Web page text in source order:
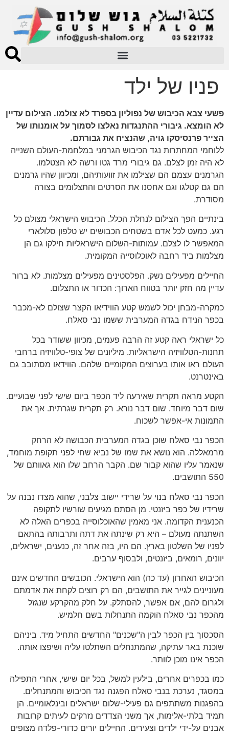
פניו של ילד
פשעי צבא הכיבוש של נפוליון בספרד לא צולמו. הצילום עדיין
לא הומצא. גיבורי ההתנגדות נאלצו לסמוך על אומנותו של
הצייר פרנסיסקו גויה, שהנציח את גבורתם.
ללוחמי המחתרות נגד הכיבוש הגרמני במלחמת-העולם השנייה
לא היה זמן לצלם. גם גיבורי מרד גטו ורשה לא הצטלמו.
הגרמנים עצמם הם שצילמו את זוועותיהם, ומכיוון שהיו גרמנים
הם גם קטלגו וגם אחסנו את הסרטים והתצלומים בצורה
מסודרת.
בינתיים הפך הצילום לנחלת הכלל. הכיבוש הישראלי מצולם כל
רגע. כמעט לכל אדם בשטחים הכבושים יש טלפון סלולארי
המאפשר לו לצלם. עמותות-השלום הישראליות חילקו גם הן
מצלמות ביד רחבה לאוכלוסייה המקומית.
החיילים מפעילים נשק. הפלסטינים מפעילים מצלמות. לא ברור
עדיין מה חזק יותר בטווח הארוך: הכדור או התצלום.
כמקרה-מבחן יכול לשמש קטע הווידיאו הקצר שצולם לא-מכבר
בכפר הנידח בגדה המערבית ששמו נבי סאלח.
כל ישראלי ראה קטע זה הרבה פעמים, מכיוון ששודר בכל
תחנות-הטלוויזיה הישראליות. מיליונים של צופי-טלוויזיה ברחבי
העולם ראו אותו בערוצים המקומיים שלהם. הווידאו מסתובב גם
באינטרנט.
הקטע מראה תקרית שאירעה ליד הכפר ביום שישי לפני שבועיים.
שום דבר מיוחד. שום דבר נורא. רק תקרית שגרתית. אך את
התמונות אי-אפשר לשכוח.
הכפר נבי סאלח שוכן בגדה המערבית הכבושה לא הרחק
מרמאללה. הוא נושא את שמו של נביא שחי לפני תקופת מוחמד,
שנאמר עליו שהוא קבור שם. הקבר הרחב שלו הוא גאוותם של
550 התושבים.
הכפר נבי סאלח בנוי על שרידי יישוב צלבני, שהוא מצדו נבנה על
שרידיו של כפר ביזנטי. מן הסתם מגיעים שורשיו לתקופה
הכנענית הקדומה. אני מאמין שהאוכלוסייה בכפרים האלה לא
השתנתה מעולם – היא רק שינתה את דתה ותרבותה בהתאם
לפניו של השלטון בארץ. הם היו, בזה אחר זה, כנענים, ישראלים,
יוונים, רומאים, ביזנטים, ולבסוף ערבים.
הכיבוש האחרון (עד כה) הוא הישראלי. הכובשים החדשים אינם
מעוניינים לגייר את התושבים, הם רק רוצים לקחת את אדמתם
ולגרום להם, אם אפשר, להסתלק. על חלק מהקרקע שנגזל
מהכפר נבי סאלח הוקמה התנחלות בשם חלמיש.
הסכסוך בין הכפר לבין ה"שכנים" החדשים התחיל מיד. ביניהם
שוכנת באר עתיקה, שהמתנחלים השתלטו עליה ושיפצו אותה.
הכפר אינו מוכן לוותר.
כמו בכפרים אחרים, בילעין למשל, בכל יום שישי, אחרי התפילה
במסגד, נערכת בנבי סאלח הפגנה נגד הכיבוש והמתנחלים.
בהפגנות משתתפים גם פעילי-שלום ישראלים ובינלאומיים. הן
תמיד בלתי-אלימות, אך משני הצדדים נזרקים לעיתים קרובות
אבנים על-ידי ילדים וצעירים. החיילים יורים כדורי-פלדה מצופים